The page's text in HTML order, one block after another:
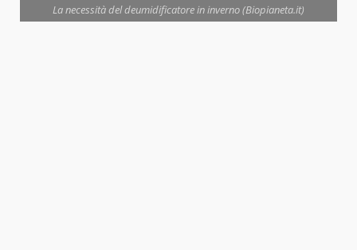
La necessità del deumidificatore in inverno (Biopianeta.it)